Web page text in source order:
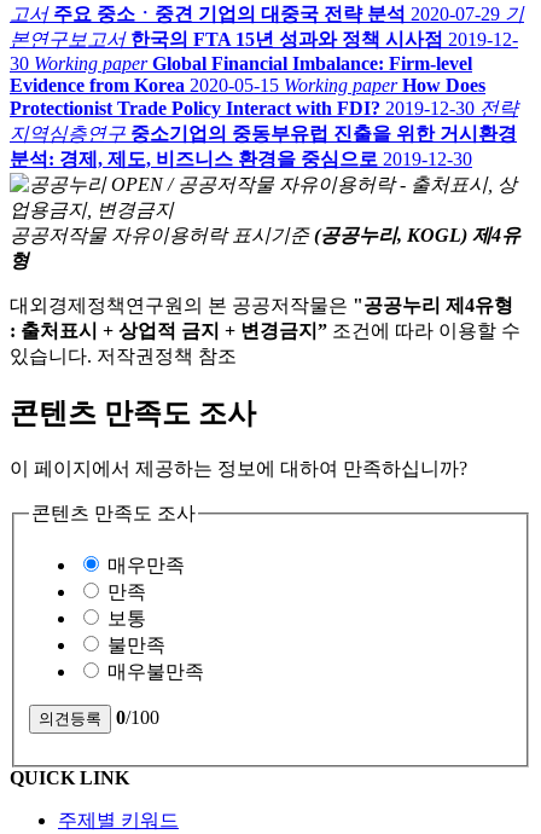
고서 주요 중소ㆍ중견 기업의 대중국 전략 분석 2020-07-29 기
본연구보고서 한국의 FTA 15년 성과와 정책 시사점 2019-12-
30 Working paper Global Financial Imbalance: Firm-level
Evidence from Korea 2020-05-15 Working paper How Does
Protectionist Trade Policy Interact with FDI? 2019-12-30 전략
지역심층연구 중소기업의 중동부유럽 진출을 위한 거시환경
분석: 경제, 제도, 비즈니스 환경을 중심으로 2019-12-30
공공저작물 자유이용허락 표시기준 (공공누리, KOGL) 제4유
형
대외경제정책연구원의 본 공공저작물은 "공공누리 제4유형
: 출처표시 + 상업적 금지 + 변경금지” 조건에 따라 이용할 수
있습니다. 저작권정책 참조
콘텐츠 만족도 조사
이 페이지에서 제공하는 정보에 대하여 만족하십니까?
콘텐츠 만족도 조사
매우만족
만족
보통
불만족
매우불만족
0/100
QUICK LINK
주제별 키워드